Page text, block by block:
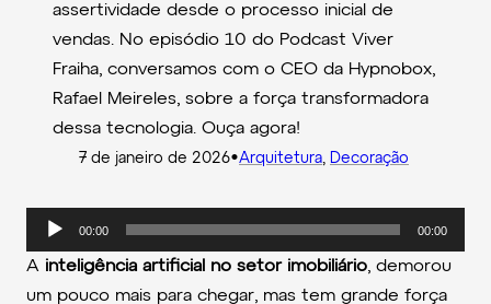
assertividade desde o processo inicial de
vendas. No episódio 10 do Podcast Viver
Fraiha, conversamos com o CEO da Hypnobox,
Rafael Meireles, sobre a força transformadora
dessa tecnologia. Ouça agora!
7 de janeiro de 2026•Arquitetura, Decoração
o
00:00 00:00
A inteligência artificial no setor imobiliário, demorou
um pouco mais para chegar, mas tem grande força